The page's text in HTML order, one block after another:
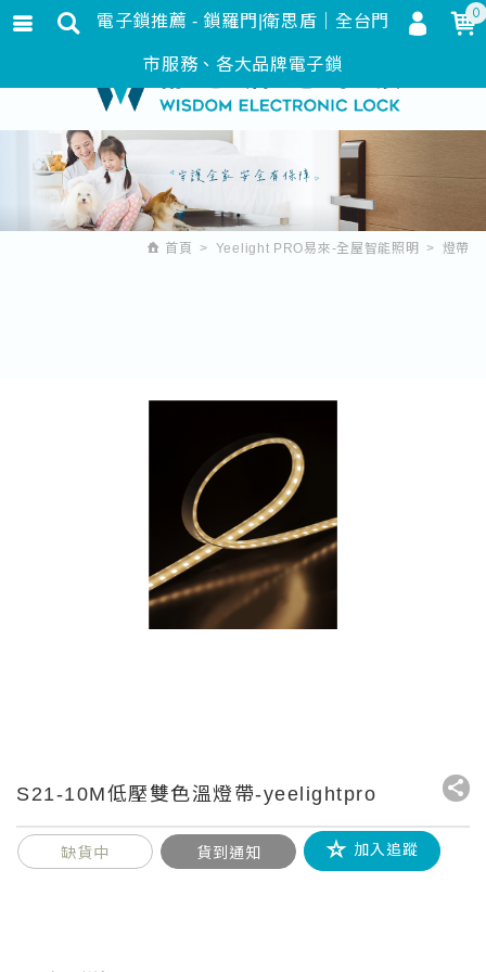
首頁 Yeelight PRO易來-全屋智能照明 燈帶
S21-10M低壓雙色溫燈帶-yeelightpro
缺貨中 貨到通知 加入追蹤
電子鎖推薦 - 鎖羅門|衛思盾｜全台門
市服務、各大品牌電子鎖
0
會員登入
會員註冊
忘記密碼
訂單查詢
追蹤清單
繁體中文